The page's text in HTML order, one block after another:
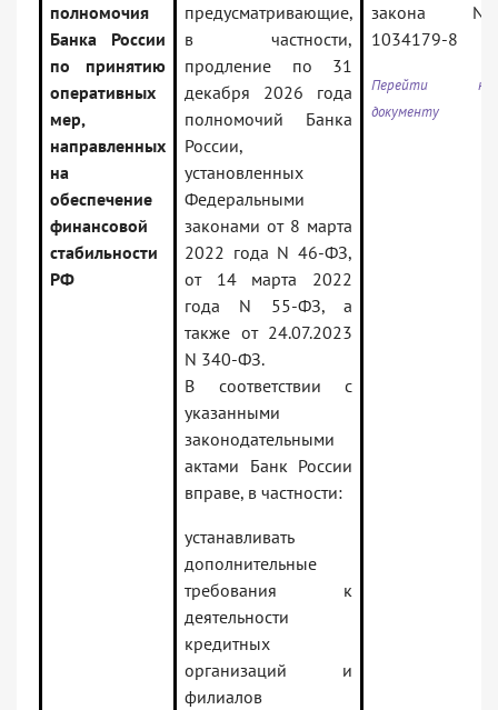
полномочия
Банка России
по принятию
оперативных
мер,
направленных
на
обеспечение
финансовой
стабильности
РФ
предусматривающие,
в частности,
продление по 31
декабря 2026 года
полномочий Банка
России,
установленных
Федеральными
законами от 8 марта
2022 года N 46-ФЗ,
от 14 марта 2022
года N 55-ФЗ, а
также от 24.07.2023
N 340-ФЗ.
В соответствии с
указанными
законодательными
актами Банк России
вправе, в частности:
устанавливать
дополнительные
требования к
деятельности
кредитных
организаций и
филиалов
закона N
1034179-8
Перейти к
документу